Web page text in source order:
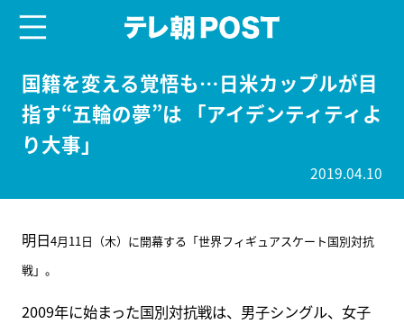
国籍を変える覚悟も…日米カップルが目
指す“五輪の夢”は 「アイデンティティよ
り大事」
2019.04.10
明日4月11日（木）に開幕する「世界フィギュアスケート国別対抗
戦」。
2009年に始まった国別対抗戦は、男子シングル、女子